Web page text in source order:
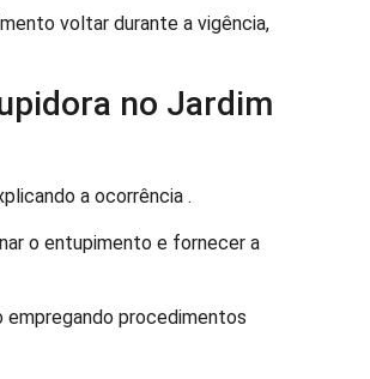
voltar durante a vigência,
no Jardim
a ocorrência .
o entupimento e fornecer a
empregando procedimentos